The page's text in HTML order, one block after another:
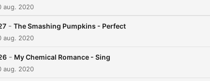
aug. 2020
- The Smashing Pumpkins - Perfect
aug. 2020
- My Chemical Romance - Sing
aug. 2020